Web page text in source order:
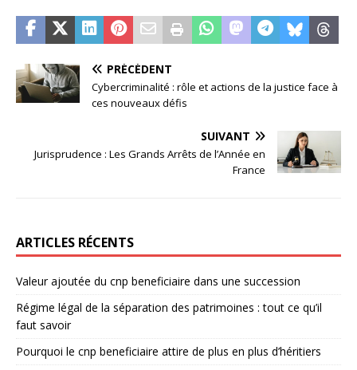
PRÉCÉDENT
Cybercriminalité : rôle et actions de la justice face à
ces nouveaux défis
SUIVANT
Jurisprudence : Les Grands Arrêts de l’Année en
France
ARTICLES RÉCENTS
Valeur ajoutée du cnp beneficiaire dans une succession
Régime légal de la séparation des patrimoines : tout ce qu’il
faut savoir
Pourquoi le cnp beneficiaire attire de plus en plus d’héritiers